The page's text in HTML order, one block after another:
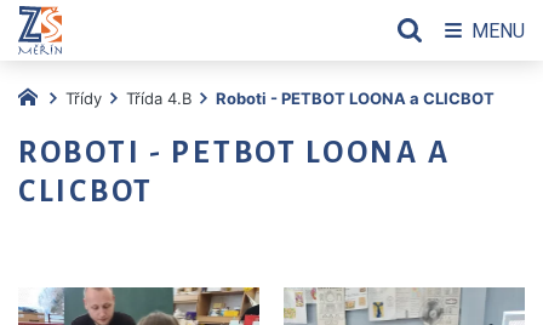
Třídy Třída 4.B Roboti - PETBOT LOONA a CLICBOT
ROBOTI - PETBOT LOONA A
CLICBOT
MENU